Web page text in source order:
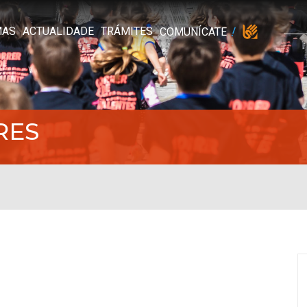
ACTUALIDADE TRÁMITES COMUNÍCATE